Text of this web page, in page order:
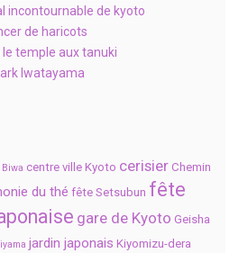
incontournable de kyoto
de haricots
temple aux tanuki
Iwatayama
centre ville Kyoto cerisier Chemin
du thé fête Setsubun fête
gare de Kyoto Geisha
jardin japonais Kiyomizu-dera